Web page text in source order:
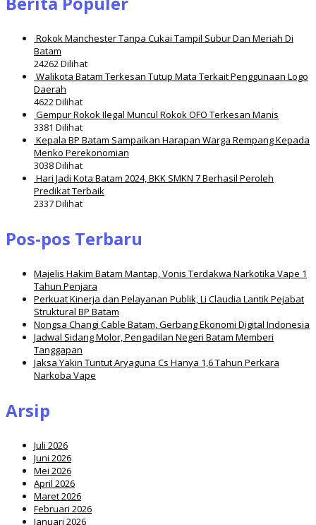
Rokok Manchester Tanpa Cukai Tampil Subur Dan Meriah Di
Batam
24262 Dilihat
Walikota Batam Terkesan Tutup Mata Terkait Penggunaan Logo
Daerah
4622 Dilihat
Gempur Rokok Ilegal Muncul Rokok OFO Terkesan Manis
3381 Dilihat
Kepala BP Batam Sampaikan Harapan Warga Rempang Kepada
Menko Perekonomian
3038 Dilihat
Hari Jadi Kota Batam 2024, BKK SMKN 7 Berhasil Peroleh
Predikat Terbaik
2337 Dilihat
Pos-pos Terbaru
Majelis Hakim Batam Mantap, Vonis Terdakwa Narkotika Vape 1
Tahun Penjara
Perkuat Kinerja dan Pelayanan Publik, Li Claudia Lantik Pejabat
Struktural BP Batam
Nongsa Changi Cable Batam, Gerbang Ekonomi Digital Indonesia
Jadwal Sidang Molor, Pengadilan Negeri Batam Memberi
Tanggapan
Jaksa Yakin Tuntut Aryaguna Cs Hanya 1,6 Tahun Perkara
Narkoba Vape
Arsip
Juli 2026
Juni 2026
Mei 2026
April 2026
Maret 2026
Februari 2026
Januari 2026